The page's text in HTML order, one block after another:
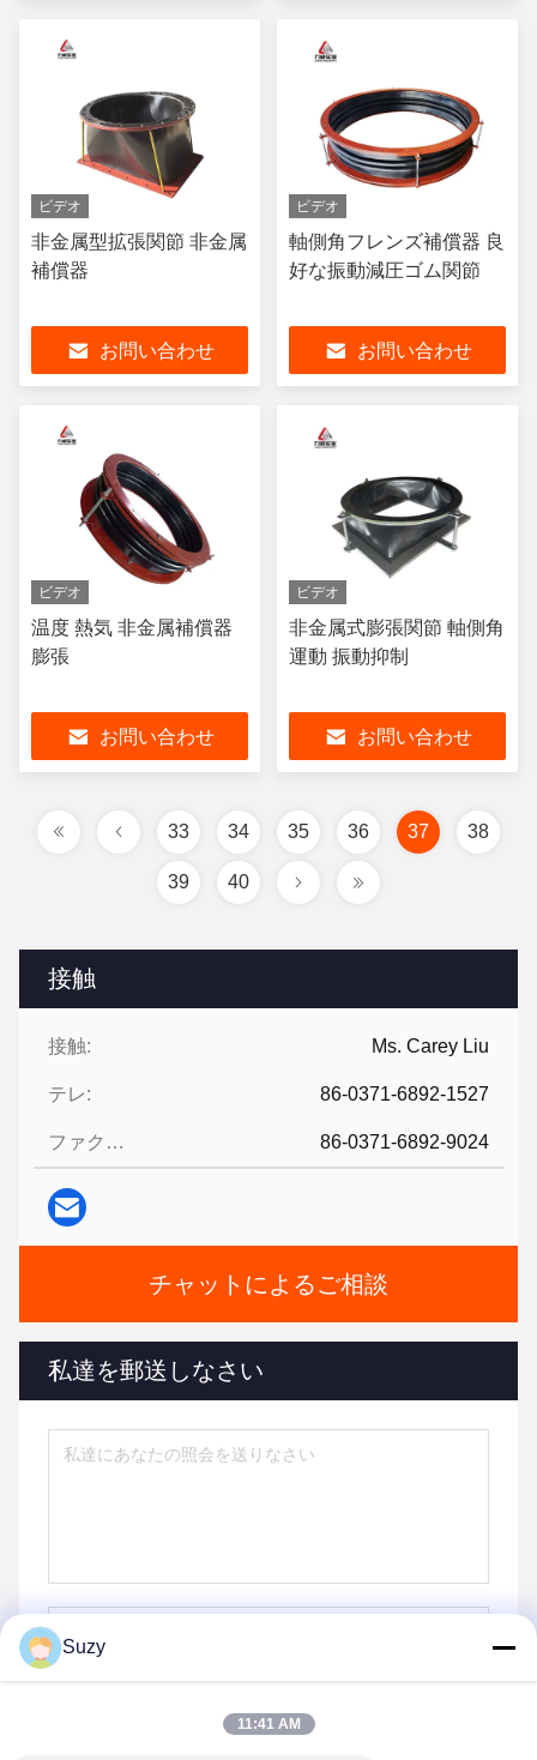
接触
接触: Ms. Carey Liu
テレ: 86-0371-6892-1527
ファクシミリ: 86-0371-6892-9024
チャットによるご相談
私達を郵送しなさい
送りなさい
ビデオ
非金属型拡張関節 非金属
補償器
お問い合わせ
ビデオ
軸側角フレンズ補償器 良
好な振動減圧ゴム関節
お問い合わせ
ビデオ
温度 熱気 非金属補償器
膨張
お問い合わせ
ビデオ
非金属式膨張関節 軸側角
運動 振動抑制
お問い合わせ
33 34 35 36 37 38
39 40
Suzy
11:41 AM